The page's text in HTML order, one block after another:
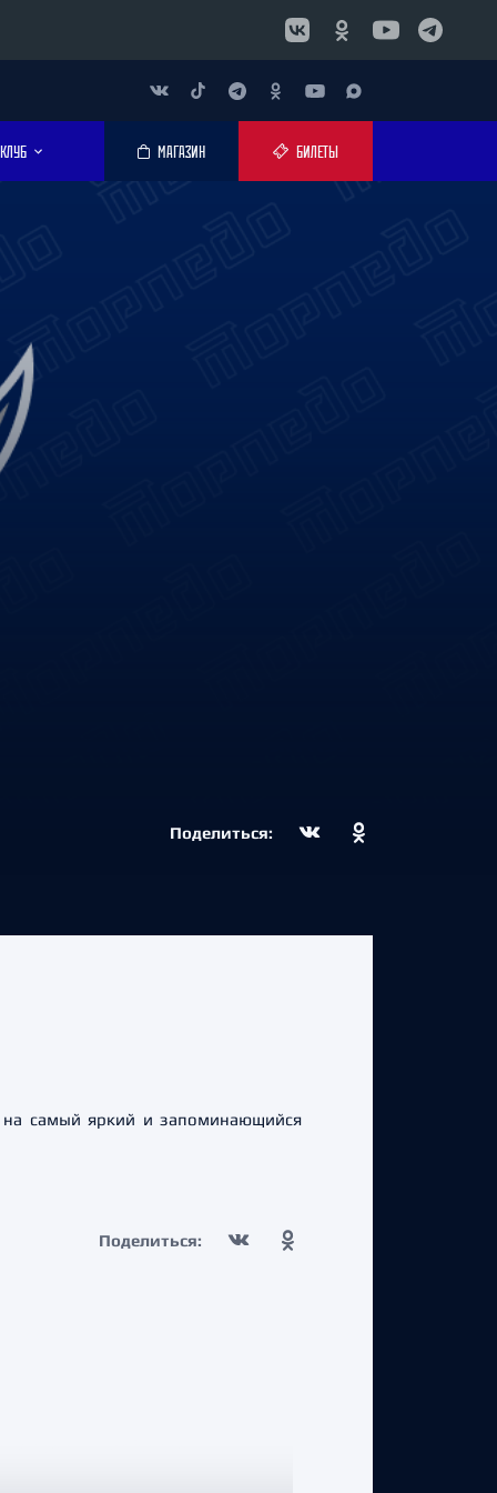
КЛУБ МАГАЗИН БИЛЕТЫ
Поделиться:
на самый яркий и запоминающийся
Поделиться: